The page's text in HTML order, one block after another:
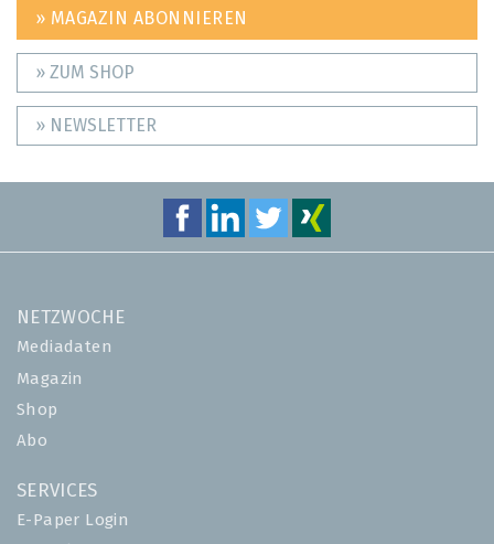
» MAGAZIN ABONNIEREN
» ZUM SHOP
» NEWSLETTER
NETZWOCHE
Mediadaten
Magazin
Shop
Abo
SERVICES
E-Paper Login